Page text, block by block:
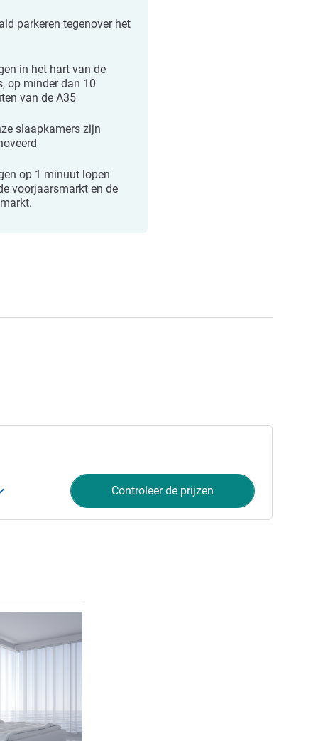
parkeren tegenover het
in het hart van de
op minder dan 10
van de A35
slaapkamers zijn
op 1 minuut lopen
voorjaarsmarkt en de
Controleer de prijzen